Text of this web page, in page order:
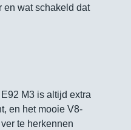
en wat schakeld dat
M3 is altijd extra
en het mooie V8-
te herkennen